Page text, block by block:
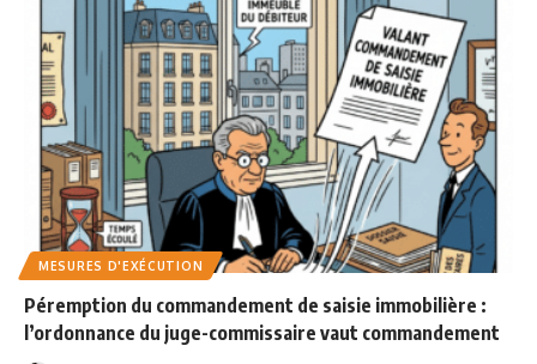
MESURES D'EXÉCUTION
Péremption du commandement de saisie immobilière :
l’ordonnance du juge-commissaire vaut commandement